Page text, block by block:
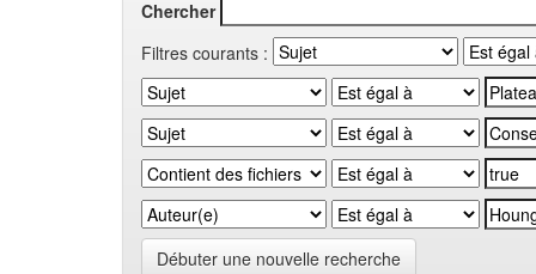
Chercher
Filtres courants :
Débuter une nouvelle recherche